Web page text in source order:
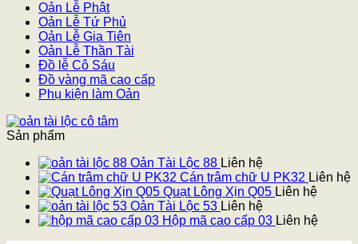
Oản Lễ Phật
Oản Lễ Tứ Phủ
Oản Lễ Gia Tiên
Oản Lễ Thần Tài
Đồ lễ Cô Sáu
Đồ vàng mã cao cấp
Phụ kiện làm Oản
Sản phẩm
Oản Tài Lộc 88 Liên hệ
Cán trâm chữ U PK32 Liên hệ
Quạt Lông Xịn Q05 Liên hệ
Oản Tài Lộc 53 Liên hệ
Hộp mã cao cấp 03 Liên hệ